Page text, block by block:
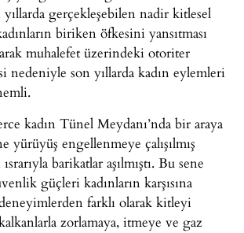
yıllarda gerçekleşebilen nadir kitlesel
biriken öfkesini yansıtması
muhalefet üzerindeki otoriter
nedeniyle son yıllarda kadın eylemleri
kadın Tünel Meydanı’nda bir araya
yürüyüş engellenmeye çalışılmış
barikatlar aşılmıştı. Bu sene
güçleri kadınların karşısına
farklı olarak kitleyi
zorlamaya, itmeye ve gaz